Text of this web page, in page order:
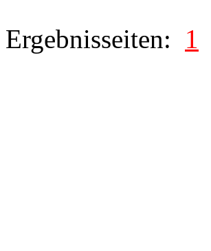
Ergebnisseiten: 1